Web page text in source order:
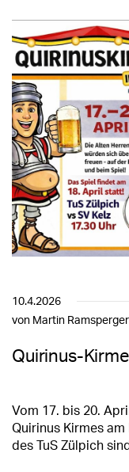
10.4.2026
von Martin Ramsperger
Quirinus-
Vom 17. bis 20.
Quirinus Kirmes
des TuS Zülpich